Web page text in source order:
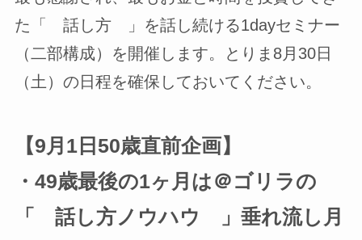
た「 話し方 」を話し続ける1dayセミナー
（二部構成）を開催します。とりま8月30日
（土）の日程を確保しておいてください。
【9月1日50歳直前企画】
・49歳最後の1ヶ月は＠ゴリラの
「 話し方ノウハウ 」垂れ流し月